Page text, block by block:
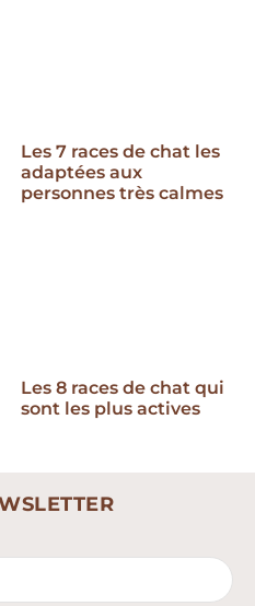
Les 7 races de chat les
adaptées aux
personnes très calmes
Les 8 races de chat qui
sont les plus actives